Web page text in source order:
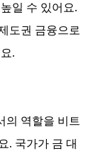
일 수 있어요.
도권 금융으로
.
의 역할을 비트
. 국가가 금 대